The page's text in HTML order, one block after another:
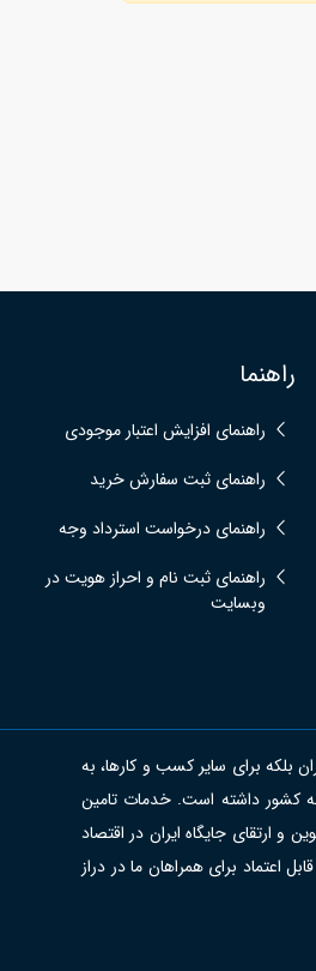
راهنما
راهنمای افزایش اعتبار موجودی
راهنمای ثبت سفارش خرید
راهنمای درخواست استرداد وجه
راهنمای ثبت نام و احراز هویت در
وبسایت
بلکه برای سایر کسب و کارها، به
کشور داشته است. خدمات تامین
ارتقای جایگاه ایران در اقتصاد
اعتماد برای همراهان ما در دراز